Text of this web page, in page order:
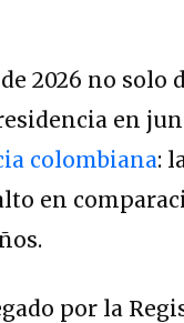
2026 no solo
en
colombiana:
en
por la